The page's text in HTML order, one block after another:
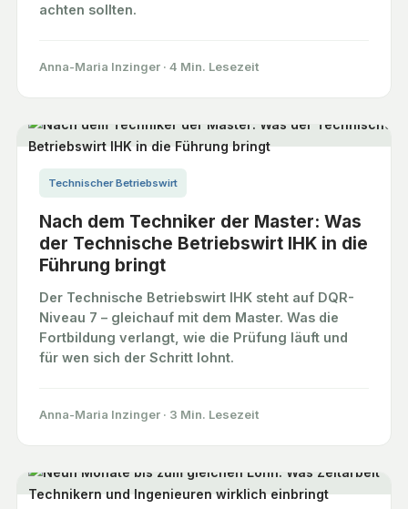
achten sollten.
Anna-Maria Inzinger · 4 Min. Lesezeit
Technischer Betriebswirt
Nach dem Techniker der Master: Was
der Technische Betriebswirt IHK in die
Führung bringt
Der Technische Betriebswirt IHK steht auf DQR-
Niveau 7 – gleichauf mit dem Master. Was die
Fortbildung verlangt, wie die Prüfung läuft und
für wen sich der Schritt lohnt.
Anna-Maria Inzinger · 3 Min. Lesezeit